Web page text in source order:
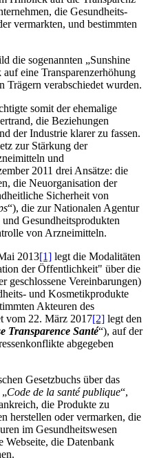
die Gesundheits-
vermarkten, und bestimmten
die sogenannten „Sunshine
eine Transparenzerhöhung
Trägern verabschiedet wurden.
somit der ehemalige
die Beziehungen
der Industrie klarer zu fassen.
zur Stärkung der
und
2011 drei Ansätze: die
die Neuorganisation der
Sicherheit von
“), die zur Nationalen Agentur
Gesundheitsprodukten
von Arzneimitteln.
2013[1] legt die Modalitäten
der Öffentlichkeit" über die
geschlossene Vereinbarungen)
und Kosmetikprodukte
Akteuren des
vom 22. März 2017[2] legt den
Transparence Santé“), auf der
abgegeben
Gesetzbuchs über das
Code de la santé publique“,
die Produkte zu
herstellen oder vermarken, die
im Gesundheitswesen
Webseite, die Datenbank